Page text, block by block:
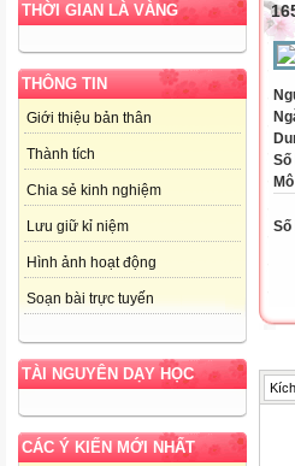
THỜI GIAN LÀ VÀNG
THÔNG TIN
Giới thiệu bản thân
Thành tích
Chia sẻ kinh nghiệm
Lưu giữ kỉ niệm
Hình ảnh hoạt động
Soạn bài trực tuyến
TÀI NGUYÊN DẠY HỌC
CÁC Ý KIẾN MỚI NHẤT